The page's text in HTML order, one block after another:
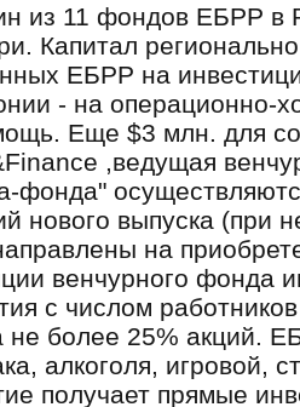
из 11 фондов ЕБРР в
Капитал
ЕБРР на
- на операционно-
Еще $3 млн. для
,ведущая
фонда"
нового выпуска (при
на
венчурного фонда
с числом
не более 25% акций.
алкоголя, игровой,
получает прямые